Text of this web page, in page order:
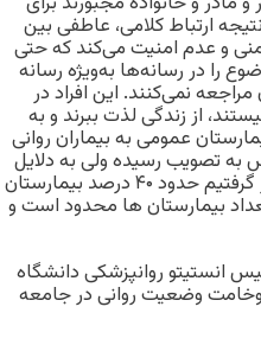
ارتباط کلامی، عاطفی بین
و عدم امنیت می‌کند که حتی
را در رسانه‌ها به‌ویژه رسانه
برای درمان مراجعه نمی‌کنند. این افراد در
از زندگی لذت ببرند و به
است ۱۰ درصد تخت‌‌های بیمارستان عمومی به بیماران روانی
تصویب رسیده ولی به دلایل
مادی و مالی هنوز اجرا نشده است. طبق آماری که از سراسر کشور گرفتیم حدود ۴۰ درصد بیمارستان
بیمارستان ها محدود است و
انستیتو روانپزشکی دانشگاه
وضعیت روانی در جامعه